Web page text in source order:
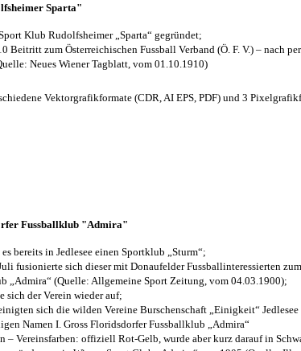
Sparta"
Klub Rudolfsheimer „Sparta“ gegründet;
Beitritt zum Österreichischen Fussball Verband (Ö. F. V.) – nach
Neues Wiener Tagblatt, vom 01.10.1910)
Vektorgrafikformate (CDR, AI EPS, PDF) und 3
Fussballklub "Admira"
bereits in Jedlesee einen Sportklub „Sturm“;
fusionierte sich dieser mit Donaufelder Fussballinteressierten
„Admira“ (Quelle: Allgemeine Sport Zeitung, vom 04.03.1900);
sich der Verein wieder auf;
sich die wilden Vereine Burschenschaft „Einigkeit“
Namen I. Gross Floridsdorfer Fussballklub „Admira“
– Vereinsfarben: offiziell Rot-Gelb, wurde aber kurz darauf in